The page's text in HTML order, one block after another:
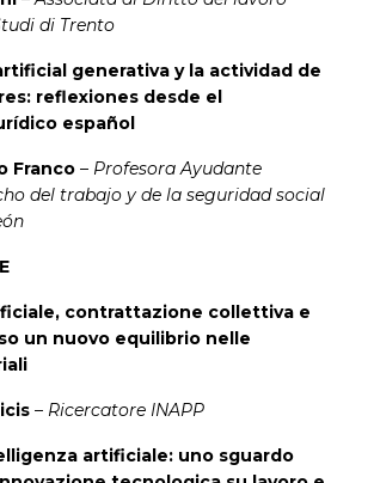
di Trento
generativa y la actividad de
reflexiones desde el
español
Franco – Profesora Ayudante
del trabajo y de la seguridad social
contrattazione collettiva e
un nuovo equilibrio nelle
– Ricercatore INAPP
artificiale: uno sguardo